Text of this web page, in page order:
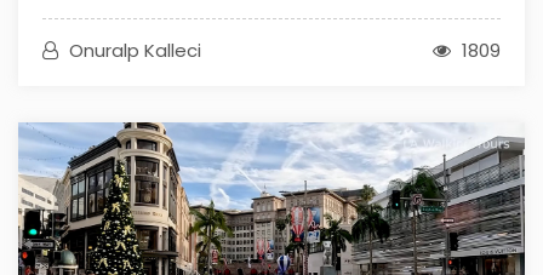
Onuralp Kalleci 1809